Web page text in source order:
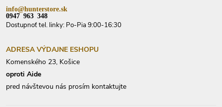
info@hunterstore.sk
0947 963 348
Dostupnoť tel. linky: Po-Pia 9:00-16:30
ADRESA VÝDAJNE ESHOPU
Komenského 23, Košice
oproti Aide
pred návštevou nás prosím kontaktujte